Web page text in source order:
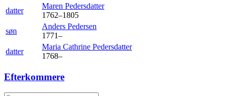
datter
Maren Pedersdatter
1762–1805
søn
Anders Pedersen
1771–
datter
Maria Cathrine Pedersdatter
1768–
Efterkommere